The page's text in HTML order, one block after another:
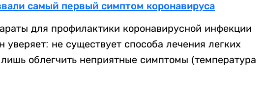
самый первый симптом коронавируса
для профилактики коронавирусной инфекции
не существует способа лечения легких
облегчить неприятные симптомы (температура